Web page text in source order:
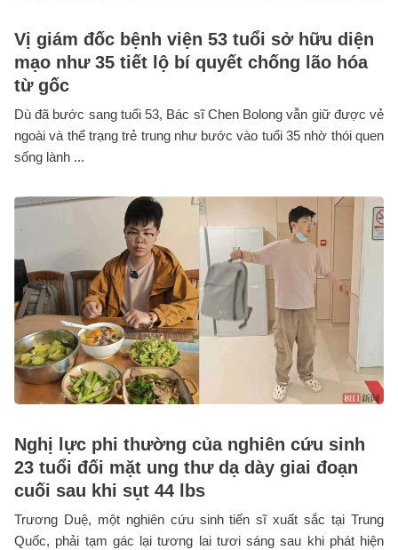
Vị giám đốc bệnh viện 53 tuổi sở hữu diện
mạo như 35 tiết lộ bí quyết chống lão hóa
từ gốc
Dù đã bước sang tuổi 53, Bác sĩ Chen Bolong vẫn giữ được vẻ
ngoài và thể trạng trẻ trung như bước vào tuổi 35 nhờ thói quen
sống lành ...
Nghị lực phi thường của nghiên cứu sinh
23 tuổi đối mặt ung thư dạ dày giai đoạn
cuối sau khi sụt 44 lbs
Trương Duệ, một nghiên cứu sinh tiến sĩ xuất sắc tại Trung
Quốc, phải tạm gác lại tương lai tươi sáng sau khi phát hiện